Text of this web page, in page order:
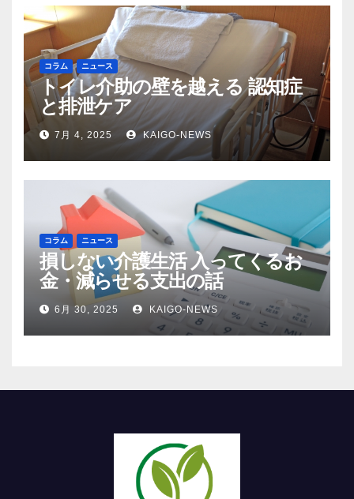
コラム ニュース
トイレ介助の壁を越える 認知症
と排泄ケア
7月 4, 2025 KAIGO-NEWS
コラム ニュース
損しない介護生活 入ってくるお
金・減らせる支出の話
6月 30, 2025 KAIGO-NEWS